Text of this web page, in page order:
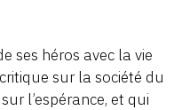
ses héros avec la vie
sur la société du
l’espérance, et qui